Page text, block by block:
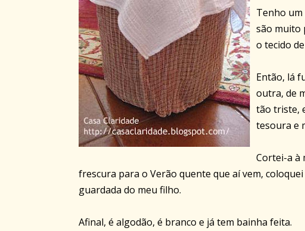
Tenho
são muito
o tecido
Então, lá
outra, de
tão triste,
tesoura e
Cortei-a à
frescura para o Verão quente que aí vem,
guardada do meu filho.
Afinal, é algodão, é branco e já tem bainha feita.